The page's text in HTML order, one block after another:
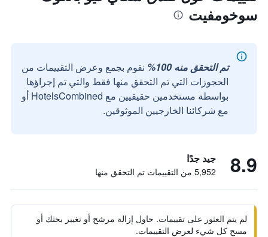
سوخومفيت
تم التحقق منه 100%
نقوم بجمع وعرض التقييمات من
الحجوزات التي تم التحقق منها فقط والتي تم إجراؤها
بواسطة مستخدمين حقيقيين مع HotelsCombined أو
مع شركائنا الخارجيين الموثوقين.
8.9 جيد جدًا
5,952 من التقييمات تم التحقق منها
لم يتم العثور على تقييمات. حاول إزالة مرشح أو تغيير بحثك أو
مسح كل شيء لعرض التقييمات.